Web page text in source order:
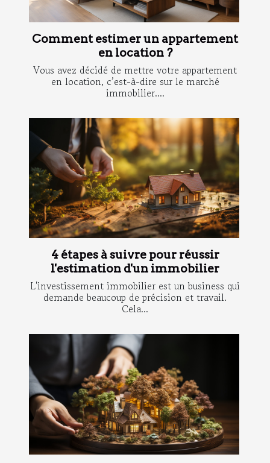
Comment estimer un appartement
en location ?
Vous avez décidé de mettre votre appartement
en location, c’est-à-dire sur le marché
immobilier....
4 étapes à suivre pour réussir
l'estimation d'un immobilier
L'investissement immobilier est un business qui
demande beaucoup de précision et travail.
Cela...